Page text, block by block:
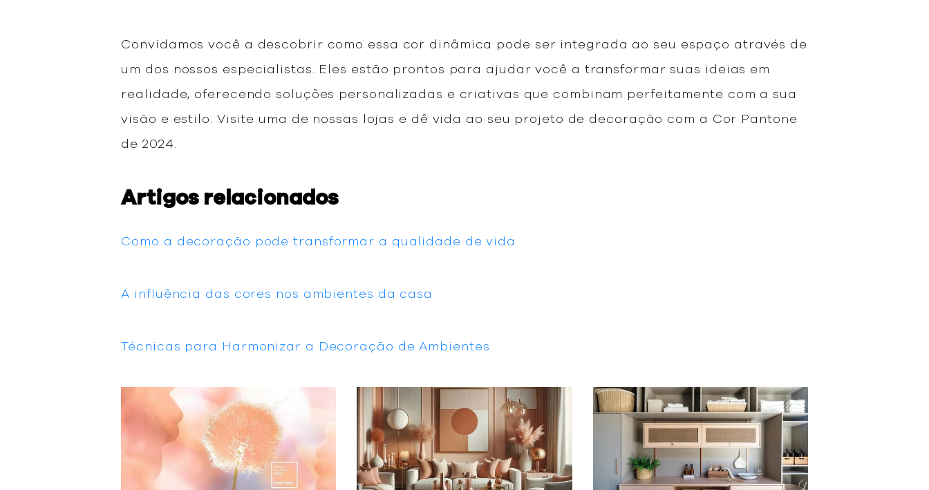
Convidamos você a descobrir como essa cor dinâmica pode ser integrada ao seu espaço através de
um dos nossos especialistas. Eles estão prontos para ajudar você a transformar suas ideias em
realidade, oferecendo soluções personalizadas e criativas que combinam perfeitamente com a sua
visão e estilo. Visite uma de nossas lojas e dê vida ao seu projeto de decoração com a Cor Pantone
de 2024.
Artigos relacionados
Como a decoração pode transformar a qualidade de vida
A influência das cores nos ambientes da casa
Técnicas para Harmonizar a Decoração de Ambientes